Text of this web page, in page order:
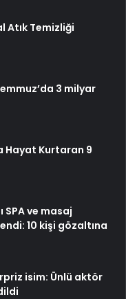
Atık Temizliği
3 milyar
Hayat Kurtaran 9
SPA ve masaj
10 kişi gözaltına
isim: Ünlü aktör